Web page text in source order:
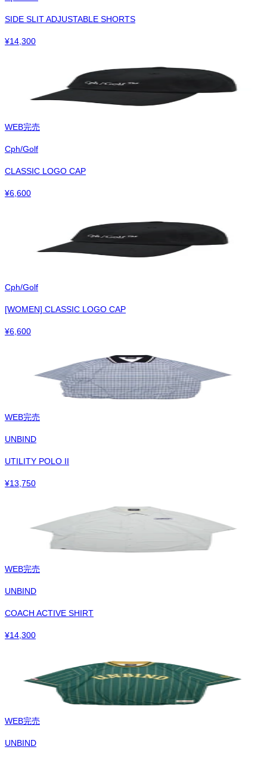
SIDE SLIT ADJUSTABLE SHORTS
¥14,300
WEB完売
Cph/Golf
CLASSIC LOGO CAP
¥6,600
Cph/Golf
[WOMEN] CLASSIC LOGO CAP
¥6,600
WEB完売
UNBIND
UTILITY POLO II
¥13,750
WEB完売
UNBIND
COACH ACTIVE SHIRT
¥14,300
WEB完売
UNBIND